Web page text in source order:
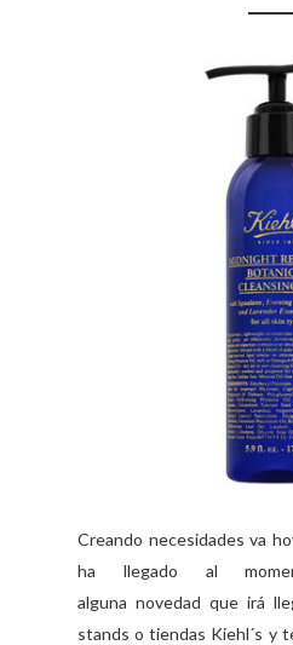
Creando necesidades va
ha llegado al
alguna novedad que irá
stands o tiendas Kiehl´s y